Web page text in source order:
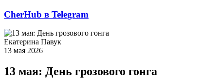
CherHub в Telegram
Екатерина Павук
13 мая 2026
13 мая: День грозового гонга